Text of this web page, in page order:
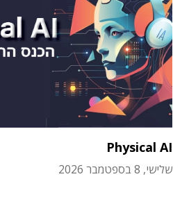
Physical AI
שלישי, 8 בספטמבר 2026